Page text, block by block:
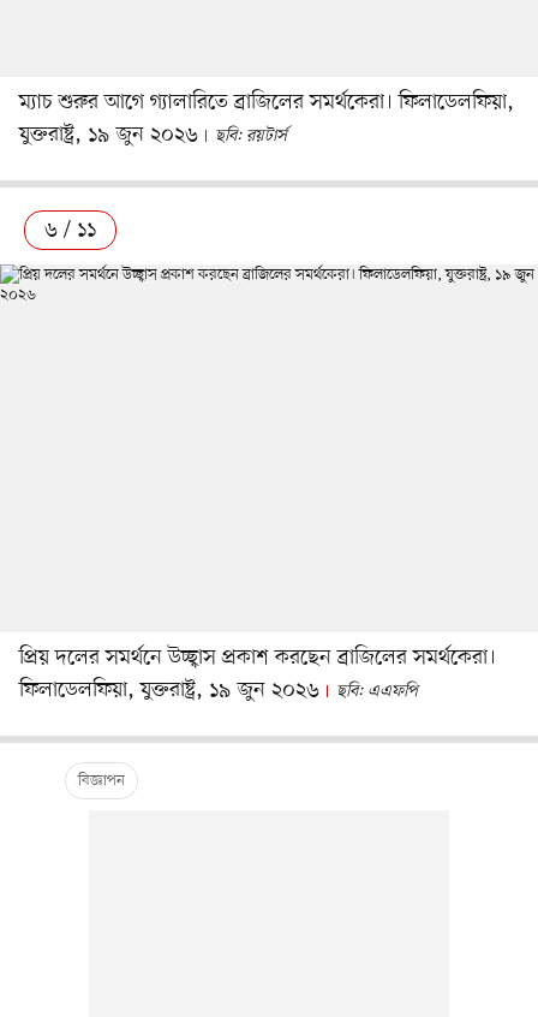
ম্যাচ শুরুর আগে গ্যালারিতে ব্রাজিলের সমর্থকেরা। ফিলাডেলফিয়া,
যুক্তরাষ্ট্র, ১৯ জুন ২০২৬
ছবি: রয়টার্স
৬ / ১১
প্রিয় দলের সমর্থনে উচ্ছ্বাস প্রকাশ করছেন ব্রাজিলের সমর্থকেরা।
ফিলাডেলফিয়া, যুক্তরাষ্ট্র, ১৯ জুন ২০২৬
ছবি: এএফপি